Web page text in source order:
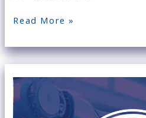
程
數
化
管
理
Read More »
戶
升
級